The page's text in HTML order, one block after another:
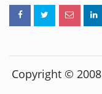
Copyright ©